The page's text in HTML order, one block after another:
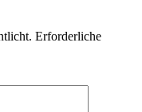
Erforderliche